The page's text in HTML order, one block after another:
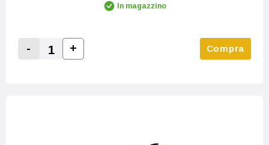
In magazzino
Decrease Quantity:
-
Increase Quantity:
+ Compra